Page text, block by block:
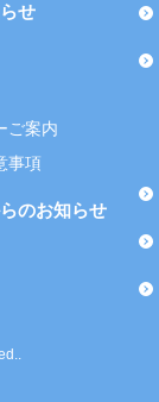
せ
ご案内
事項
のお知らせ